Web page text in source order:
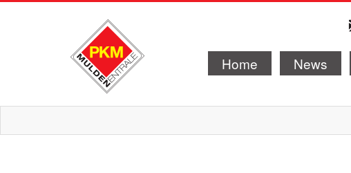
Home News